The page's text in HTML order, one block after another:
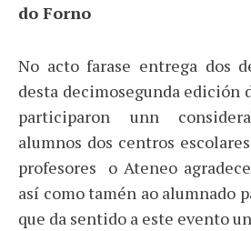
do Forno
No acto farase entrega dos
desta decimosegunda edición
participaron unn
alumnos dos centros
profesores o Ateneo
así como tamén ao alumnado
que da sentido a este evento